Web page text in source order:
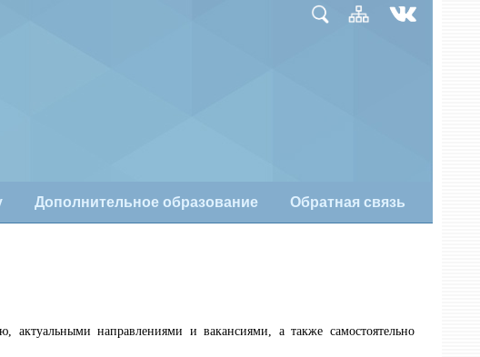
Дополнительное образование Обратная связь
актуальными направлениями и вакансиями, а также самостоятельно